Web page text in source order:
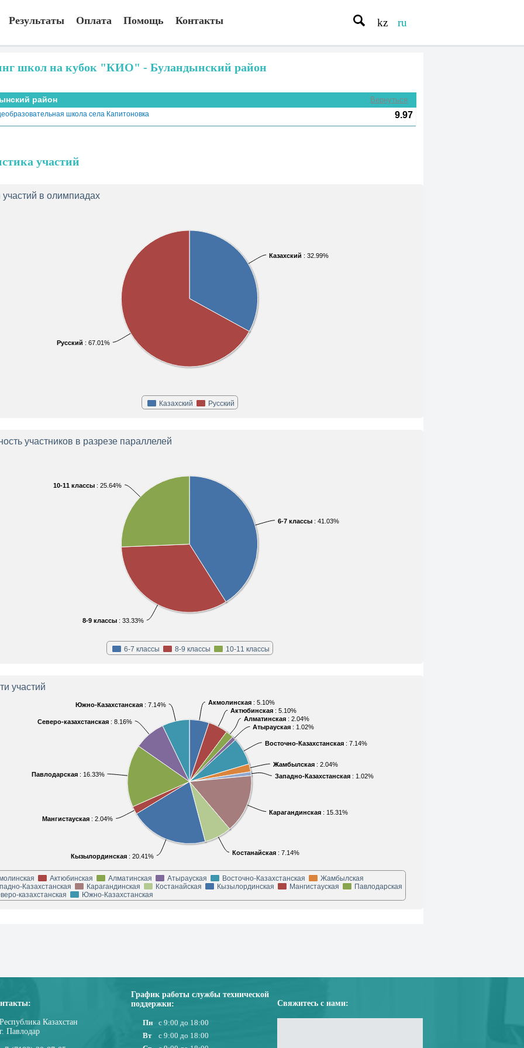
Результаты Оплата Помощь Контакты kz ru
школ на кубок "КИО" - Буландынский район
район Вернуться
школа села Капитоновка 9.97
участий
в олимпиадах
Казахский : 32.99%
Русский : 67.01%
Казахский Русский
участников в разрезе параллелей
6-7 классы : 41.03%
8-9 классы : 33.33%
10-11 классы : 25.64%
6-7 классы 8-9 классы 10-11 классы
участий
Акмолинская : 5.10%
Актюбинская : 5.10%
Алматинская : 2.04%
Атырауская : 1.02%
Восточно-Казахстанская : 7.14%
Жамбылская : 2.04%
Западно-Казахстанская : 1.02%
Карагандинская : 15.31%
Костанайская : 7.14%
Кызылординская : 20.41%
Мангистауская : 2.04%
Павлодарская : 16.33%
Северо-казахстанская : 8.16%
Южно-Казахстанская : 7.14%
Актюбинская Алматинская Атырауская Восточно-Казахстанская
Жамбылская
Казахстанская
Карагандинская Костанайская Кызылординская Мангистауская
Павлодарская
казахстанская
Южно-Казахстанская
Республика Казахстан
г. Павлодар
График работы службы технической
поддержки:
Пн
с 9:00 до 18:00
Вт
с 9:00 до 18:00
Свяжитесь с нами: